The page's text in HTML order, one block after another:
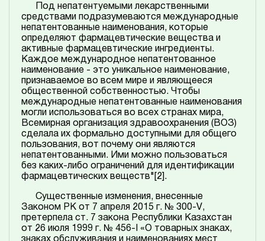
Под непатентуемыми лекарственными
средствами подразумеваются международные
непатентованные наименования, которые
определяют фармацевтические вещества и
активные фармацевтические ингредиенты.
Каждое международное непатентованное
наименование - это уникальное наименование,
признаваемое во всем мире и являющееся
общественной собственностью. Чтобы
международные непатентованные наименования
могли использоваться во всех странах мира,
Всемирная организация здравоохранения (ВОЗ)
сделала их формально доступными для общего
пользования, вот почему они являются
непатентованными. Ими можно пользоваться
без каких-либо ограничений для идентификации
фармацевтических веществ"[2].
Существенные изменения, внесенные
Законом РК от 7 апреля 2015 г. № 300-V,
претерпела ст. 7 закона Республики Казахстан
от 26 июля 1999 г. № 456-I «О товарных знаках,
знаках обслуживания и наименованиях мест